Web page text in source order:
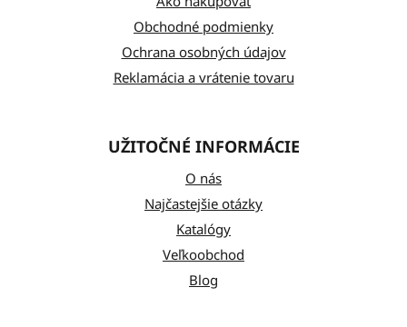
Obchodné podmienky
Ochrana osobných údajov
Reklamácia a vrátenie tovaru
UŽITOČNÉ INFORMÁCIE
O nás
Najčastejšie otázky
Katalógy
Veľkoobchod
Blog